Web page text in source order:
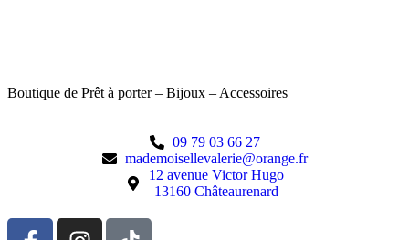
Boutique de Prêt à porter – Bijoux – Accessoires
09 79 03 66 27
mademoisellevalerie@orange.fr
12 avenue Victor Hugo
13160 Châteaurenard